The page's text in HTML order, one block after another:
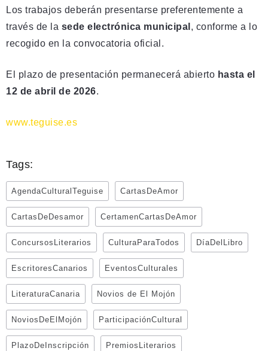
Los trabajos deberán presentarse preferentemente a
través de la sede electrónica municipal , conforme a lo
recogido en la convocatoria oficial.
El plazo de presentación permanecerá abierto hasta el
12 de abril de 2026.
www.teguise.es
Tags:
AgendaCulturalTeguise CartasDeAmor
CartasDeDesamor CertamenCartasDeAmor
ConcursosLiterarios CulturaParaTodos DíaDelLibro
EscritoresCanarios EventosCulturales
LiteraturaCanaria Novios de El Mojón
NoviosDeElMojón ParticipaciónCultural
PlazoDeInscripción PremiosLiterarios